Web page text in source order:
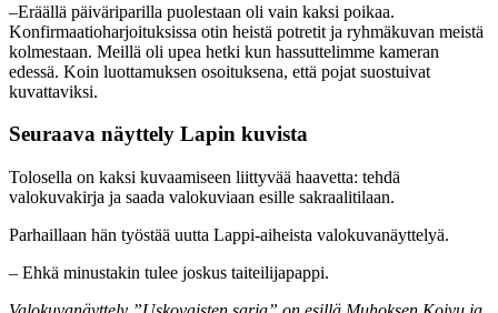
–Eräällä päiväriparilla puolestaan oli vain kaksi poikaa.
Konfirmaatioharjoituksissa otin heistä potretit ja ryhmäkuvan meistä
kolmestaan. Meillä oli upea hetki kun hassuttelimme kameran
edessä. Koin luottamuksen osoituksena, että pojat suostuivat
kuvattaviksi.
Seuraava näyttely Lapin kuvista
Tolosella on kaksi kuvaamiseen liittyvää haavetta: tehdä
valokuvakirja ja saada valokuviaan esille sakraalitilaan.
Parhaillaan hän työstää uutta Lappi-aiheista valokuvanäyttelyä.
– Ehkä minustakin tulee joskus taiteilijapappi.